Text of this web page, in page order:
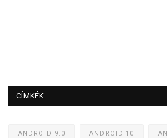
CÍMKÉK
ANDROID 9.0 ANDROID 10